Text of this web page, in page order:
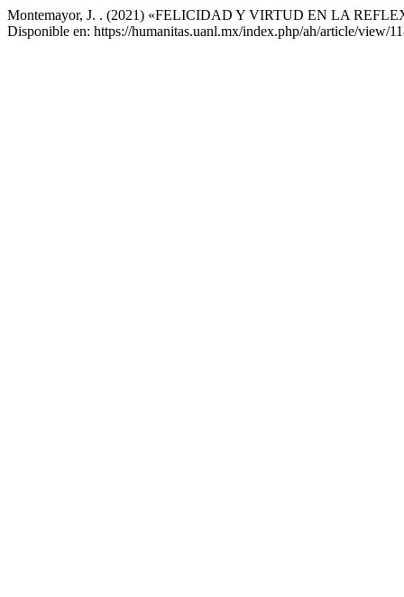
Montemayor, J. . (2021) «FELICIDAD Y VIRTUD EN LA
Disponible en: https://humanitas.uanl.mx/index.php/ah/article/view/